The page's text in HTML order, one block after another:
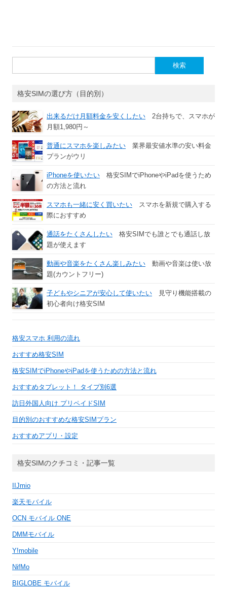
索:
格安SIMの選び方（目的別）
出来るだけ月額料金を安くしたい 2台持ちで、スマホが
月額1,980円～
普通にスマホを楽しみたい 業界最安値水準の安い料金
プランがウリ
iPhoneを使いたい 格安SIMでiPhoneやiPadを使うため
の方法と流れ
スマホも一緒に安く買いたい スマホを新規で購入する
際におすすめ
通話をたくさんしたい 格安SIMでも誰とでも通話し放
題が使えます
動画や音楽をたくさん楽しみたい 動画や音楽は使い放
題(カウントフリー)
子どもやシニアが安心して使いたい 見守り機能搭載の
初心者向け格安SIM
格安スマホ 利用の流れ
おすすめ格安SIM
格安SIMでiPhoneやiPadを使うための方法と流れ
おすすめタブレット！ タイプ別6選
訪日外国人向け プリペイドSIM
目的別のおすすめな格安SIMプラン
おすすめアプリ・設定
格安SIMのクチコミ・記事一覧
IIJmio
楽天モバイル
OCN モバイル ONE
DMMモバイル
Y!mobile
NifMo
BIGLOBE モバイル